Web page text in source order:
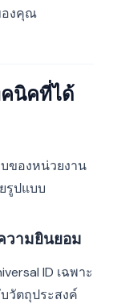
องคุณ
คนิคที่ได้
ของหน่วยงาน
รูปแบบ
วามยินยอม
ID เฉพาะ
วัตถุประสงค์